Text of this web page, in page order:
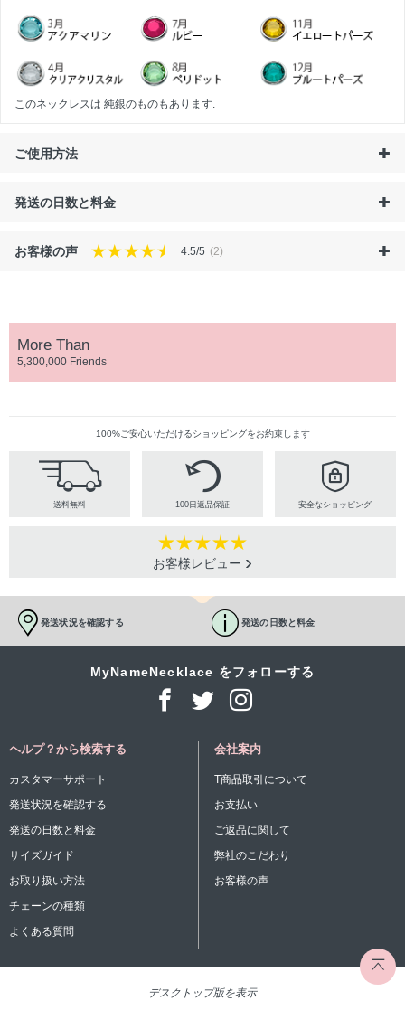
このネックレスは 純銀のものもあります.
ご使用方法
発送の日数と料金
お客様の声 4.5/5 (2)
More Than
5,300,000 Friends
100%ご安心いただけるショッピングをお約束します
送料無料 100日返品保証 安全なショッピング
お客様レビュー
発送状況を確認する 発送の日数と料金
MyNameNecklace をフォローする
ヘルプ？から検索する
カスタマーサポート
発送状況を確認する
発送の日数と料金
サイズガイド
お取り扱い方法
チェーンの種類
よくある質問
会社案内
T商品取引について
お支払い
ご返品に関して
弊社のこだわり
お客様の声
デスクトップ版を表示